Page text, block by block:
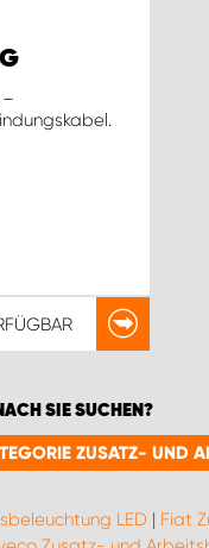
SIE SUCHEN?
ZUSATZ- UND
LED| Fiat